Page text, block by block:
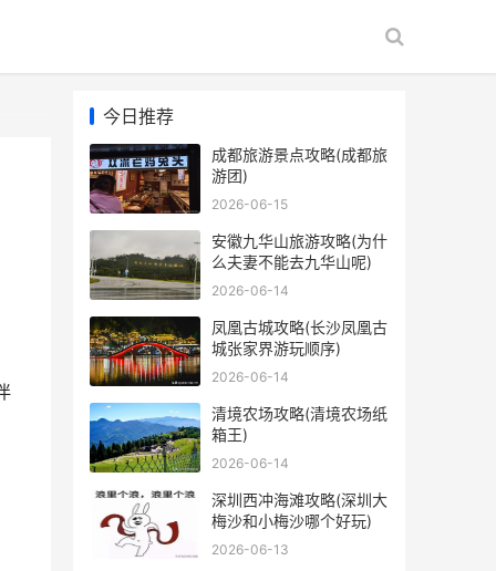
今日推荐
成都旅游景点攻略(成都旅
游团)
2026-06-15
安徽九华山旅游攻略(为什
么夫妻不能去九华山呢)
2026-06-14
凤凰古城攻略(长沙凤凰古
城张家界游玩顺序)
2026-06-14
清境农场攻略(清境农场纸
箱王)
2026-06-14
深圳西冲海滩攻略(深圳大
梅沙和小梅沙哪个好玩)
2026-06-13